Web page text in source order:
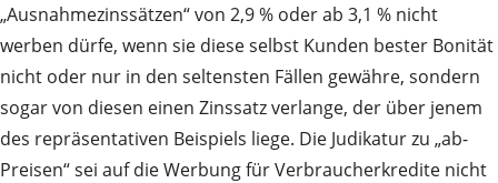
„Ausnahmezinssätzen“ von 2,9 % oder ab 3,1 % nicht
werben dürfe, wenn sie diese selbst Kunden bester Bonität
nicht oder nur in den seltensten Fällen gewähre, sondern
sogar von diesen einen Zinssatz verlange, der über jenem
des repräsentativen Beispiels liege. Die Judikatur zu „ab-
Preisen“ sei auf die Werbung für Verbraucherkredite nicht